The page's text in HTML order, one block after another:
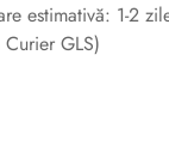
estimativă: 1-2
GLS)